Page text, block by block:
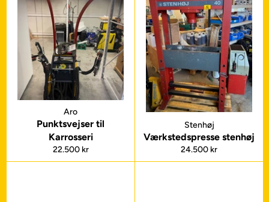
Aro
Punktsvejser til
Karrosseri
Normalpris
22.500 kr
Stenhøj
Værkstedspresse stenhøj
Normalpris
24.500 kr